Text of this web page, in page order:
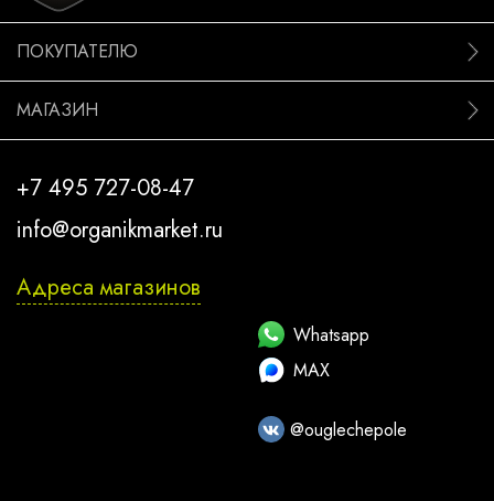
ПОКУПАТЕЛЮ
МАГАЗИН
+7 495 727-08-47
info@organikmarket.ru
Адреса магазинов
Whatsapp
MAX
@ouglechepole